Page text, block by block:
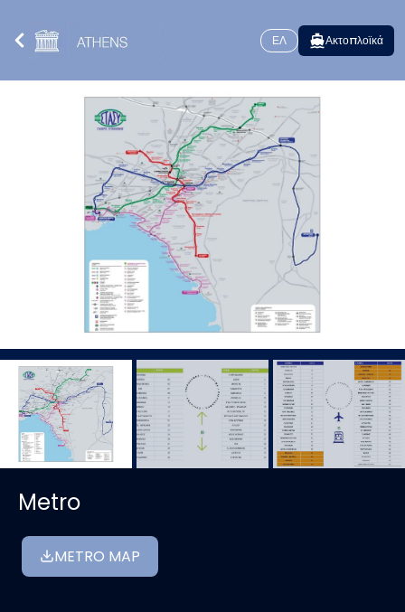
ΕΛ Ακτοπλοϊκά
Metro
METRO MAP